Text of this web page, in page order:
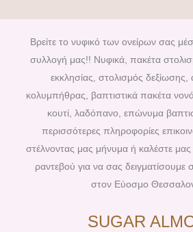
e
b
o
o
k
t
e
r
e
s
t
t
r
Βρείτε το νυφικό των ονείρων σας
συλλογή μας!! Νυφικά, πακέτα
εκκλησίας, στολισμός δεξίωσης,
κολυμπήθρας, βαπτιστικά πακέτα
κουτί, λαδόπανο, επώνυμα
περισσότερες πληροφορίες
στέλνοντας μας μήνυμα ή καλέστε μας
ραντεβού για να σας δειγματίσουμε
στον Εύοσμο
SUGAR